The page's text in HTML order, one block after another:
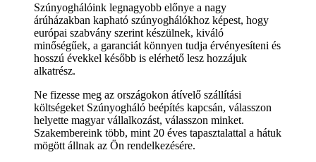
Szúnyoghálóink legnagyobb előnye a nagy
árúházakban kapható szúnyoghálókhoz képest, hogy
európai szabvány szerint készülnek, kiváló
minőségűek, a garanciát könnyen tudja érvényesíteni és
hosszú évekkel később is elérhető lesz hozzájuk
alkatrész.
Ne fizesse meg az országokon átívelő szállítási
költségeket Szúnyogháló beépítés kapcsán, válasszon
helyette magyar vállalkozást, válasszon minket.
Szakembereink több, mint 20 éves tapasztalattal a hátuk
mögött állnak az Ön rendelkezésére.